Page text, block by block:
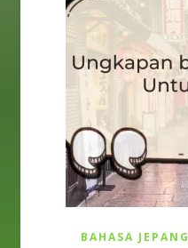
BAHASA JEPANG